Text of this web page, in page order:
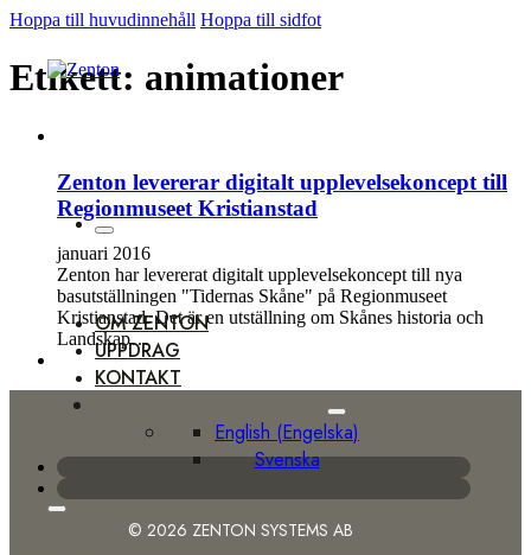
Hoppa till huvudinnehåll Hoppa till sidfot
OM ZENTON
UPPDRAG
KONTAKT
English (Engelska)
Svenska
Etikett: animationer
Zenton levererar digitalt upplevelsekoncept till
Regionmuseet Kristianstad
januari 2016
Zenton har levererat digitalt upplevelsekoncept till nya
basutställningen "Tidernas Skåne" på Regionmuseet
Kristianstad. Det är en utställning om Skånes historia och
Landskap…
© 2026 ZENTON SYSTEMS AB